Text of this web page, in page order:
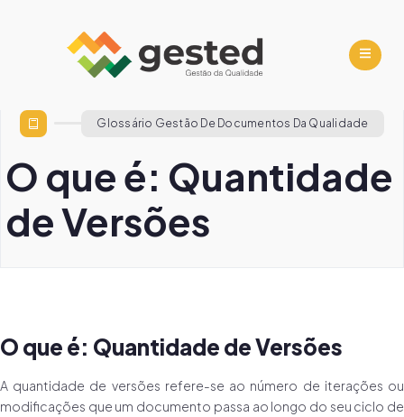
Glossário Gestão De Documentos Da Qualidade
O que é: Quantidade
de Versões
O que é: Quantidade de Versões
A quantidade de versões refere-se ao número de iterações ou
modificações que um documento passa ao longo do seu ciclo de